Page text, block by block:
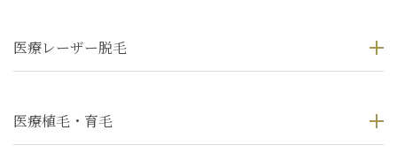
医療レーザー脱毛
医療植毛・育毛